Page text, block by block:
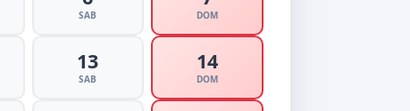
SAB DOM
13
SAB
14
DOM